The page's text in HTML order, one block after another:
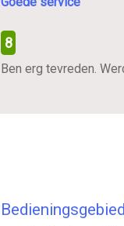
8
Ben erg tevreden.